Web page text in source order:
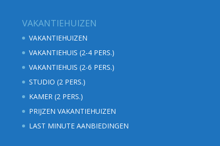
VAKANTIEHUIZEN
VAKANTIEHUIZEN
VAKANTIEHUIS (2-4 PERS.)
VAKANTIEHUIS (2-6 PERS.)
STUDIO (2 PERS.)
KAMER (2 PERS.)
PRIJZEN VAKANTIEHUIZEN
LAST MINUTE AANBIEDINGEN